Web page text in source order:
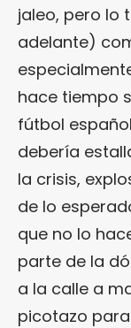
jaleo, pero lo
adelante)
hace tiempo
fútbol
debería
la crisis,
de lo
que no lo
parte de la
a la calle a
picotazo